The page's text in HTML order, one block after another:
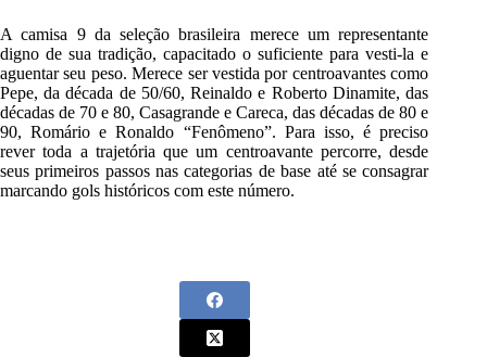
A camisa 9 da seleção brasileira merece um representante
digno de sua tradição, capacitado o suficiente para vesti-la e
aguentar seu peso. Merece ser vestida por centroavantes como
Pepe, da década de 50/60, Reinaldo e Roberto Dinamite, das
décadas de 70 e 80, Casagrande e Careca, das décadas de 80 e
90, Romário e Ronaldo “Fenômeno”. Para isso, é preciso
rever toda a trajetória que um centroavante percorre, desde
seus primeiros passos nas categorias de base até se consagrar
marcando gols históricos com este número.